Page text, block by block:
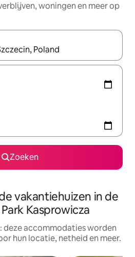
woningen en meer op
zijn, maak je een keuze
Zoeken
vakantiehuizen in de
Kasprowicza
deze accommodaties worden
hun locatie, netheid en meer.